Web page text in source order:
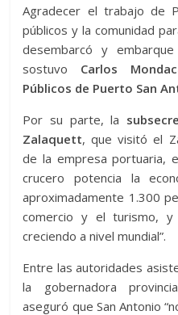
Agradecer el trabajo de
públicos y la comunidad
desembarcó y
sostuvo Carlos
Públicos de Puerto San
Por su parte, la
Zalaquett, que visitó el
de la empresa portuaria,
crucero potencia la
aproximadamente 1.300
comercio y el turismo,
creciendo a nivel mundial”.
Entre las autoridades
la gobernadora
aseguró que San Antonio